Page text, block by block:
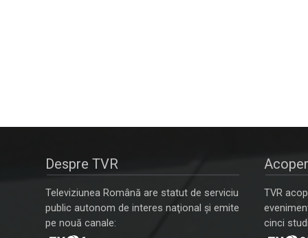
Despre TVR
Televiziunea Română are statut de serviciu
public autonom de interes naţional şi emite
pe nouă canale:
TVR
cinci